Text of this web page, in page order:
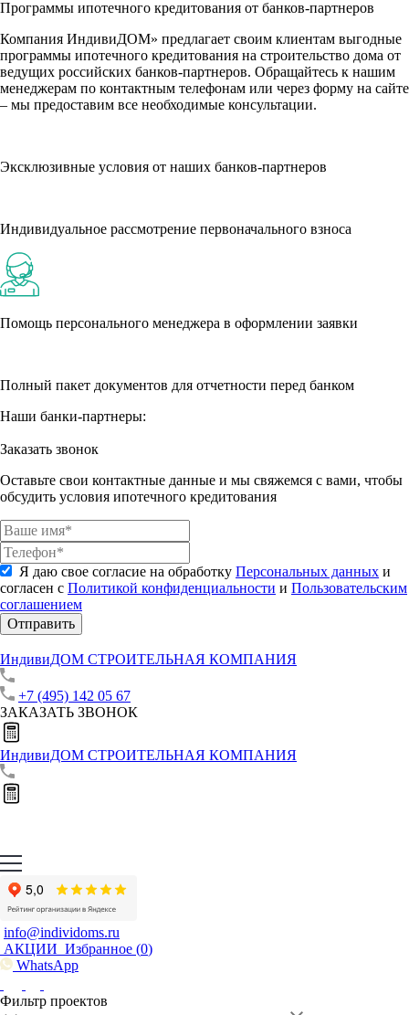
Программы ипотечного кредитования от банков-партнеров
Компания ИндивиДОМ» предлагает своим клиентам выгодные
программы ипотечного кредитования на строительство дома от
ведущих российских банков-партнеров. Обращайтесь к нашим
менеджерам по контактным телефонам или через форму на сайте
– мы предоставим все необходимые консультации.
Эксклюзивные условия от наших банков-партнеров
Индивидуальное рассмотрение первоначального взноса
Помощь персонального менеджера в оформлении заявки
Полный пакет документов для отчетности перед банком
Наши банки-партнеры:
Заказать звонок
Оставьте свои контактные данные и мы свяжемся с вами, чтобы
обсудить условия ипотечного кредитования
Я даю свое согласие на обработку Персональных данных и
согласен с Политикой конфиденциальности и Пользовательским
соглашением
Отправить
ИндивиДОМ СТРОИТЕЛЬНАЯ КОМПАНИЯ
+7 (495) 142 05 67
ЗАКАЗАТЬ ЗВОНОК
ИндивиДОМ СТРОИТЕЛЬНАЯ КОМПАНИЯ
info@individoms.ru
АКЦИИ Избранное (0)
WhatsApp
Фильтр проектов